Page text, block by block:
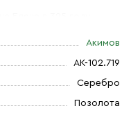
в землю на месте, где
землю. В раскопках
«Иисус Назарянин,
Акимов
АК-102.719
Серебро
Позолота